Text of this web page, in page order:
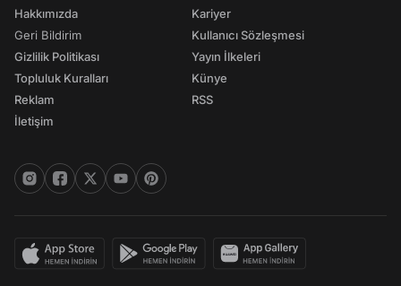
Hakkımızda
Geri Bildirim
Gizlilik Politikası
Topluluk Kuralları
Reklam
İletişim
Kariyer
Kullanıcı Sözleşmesi
Yayın İlkeleri
Künye
RSS